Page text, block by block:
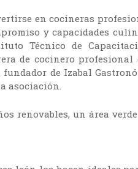
en cocineras
y capacidades
Técnico de
de cocinero profesional
de Izabal
asociación.
renovables, un área